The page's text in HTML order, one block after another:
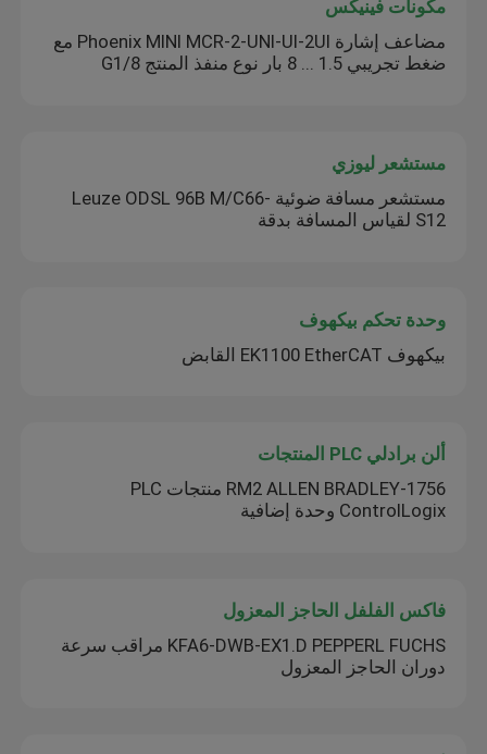
مكونات فينيكس
مضاعف إشارة Phoenix MINI MCR-2-UNI-UI-2UI مع
ضغط تجريبي 1.5 ... 8 بار نوع منفذ المنتج G1/8
مستشعر ليوزي
مستشعر مسافة ضوئية Leuze ODSL 96B M/C66-
S12 لقياس المسافة بدقة
وحدة تحكم بيكهوف
بيكهوف EK1100 EtherCAT القابض
ألن برادلي PLC المنتجات
1756-RM2 ALLEN BRADLEY منتجات PLC
ControlLogix وحدة إضافية
فاكس الفلفل الحاجز المعزول
KFA6-DWB-EX1.D PEPPERL FUCHS مراقب سرعة
دوران الحاجز المعزول